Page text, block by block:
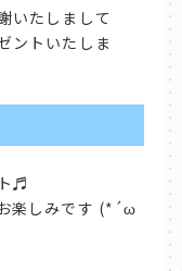
いたしまして
ントいたしま
♬
楽しみです (*´ω